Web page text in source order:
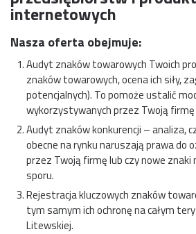
internetowych
Nasza oferta obejmuje:
Audyt znaków towarowych Twoich
znaków towarowych, ocena ich siły,
potencjalnych). To pomoże ustalić
wykorzystywanych przez Twoją firmę
Audyt znaków konkurencji – analiza,
obecne na rynku naruszają prawa do
przez Twoją firmę lub czy nowe
sporu.
Rejestracja kluczowych znaków
tym samym ich ochronę na całym
Litewskiej.